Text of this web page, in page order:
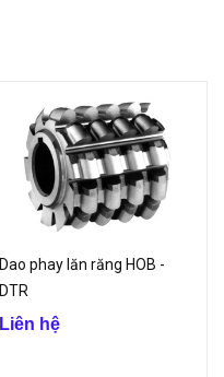
Dao phay lăn răng HOB -
DTR
Liên hệ